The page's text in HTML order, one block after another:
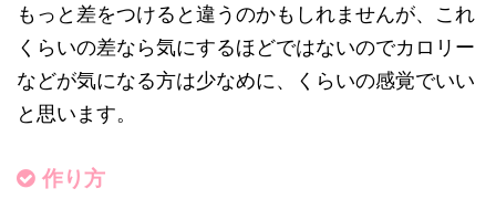
もっと差をつけると違うのかもしれませんが、これ
くらいの差なら気にするほどではないのでカロリー
などが気になる方は少なめに、くらいの感覚でいい
と思います。
作り方